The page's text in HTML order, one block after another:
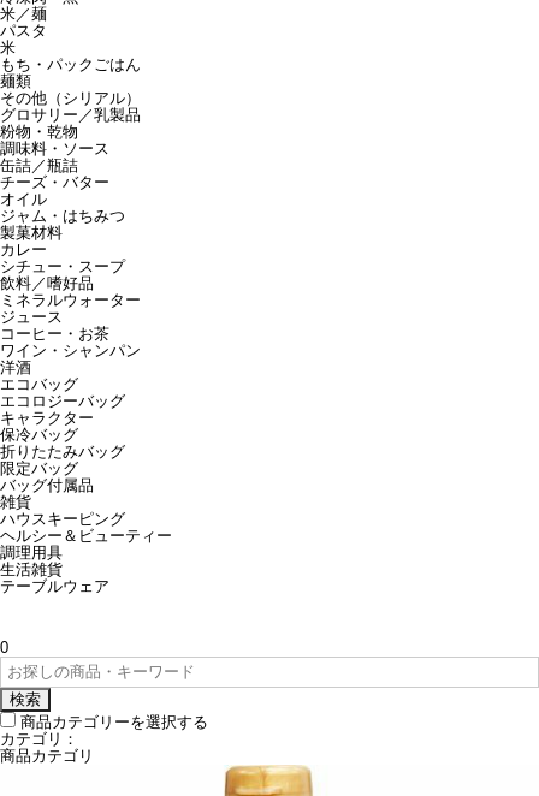
米／麺
パスタ
米
もち・パックごはん
麺類
その他（シリアル）
グロサリー／乳製品
粉物・乾物
調味料・ソース
缶詰／瓶詰
チーズ・バター
オイル
ジャム・はちみつ
製菓材料
カレー
シチュー・スープ
飲料／嗜好品
ミネラルウォーター
ジュース
コーヒー・お茶
ワイン・シャンパン
洋酒
エコバッグ
エコロジーバッグ
キャラクター
保冷バッグ
折りたたみバッグ
限定バッグ
バッグ付属品
雑貨
ハウスキーピング
ヘルシー＆ビューティー
調理用具
生活雑貨
テーブルウェア
0
検索
商品カテゴリーを選択する
カテゴリ：
商品カテゴリ